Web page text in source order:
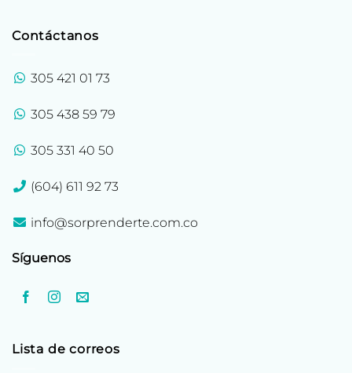
Contáctanos
305 421 01 73
305 438 59 79
305 331 40 50
(604) 611 92 73
info@sorprenderte.com.co
Síguenos
Lista de correos